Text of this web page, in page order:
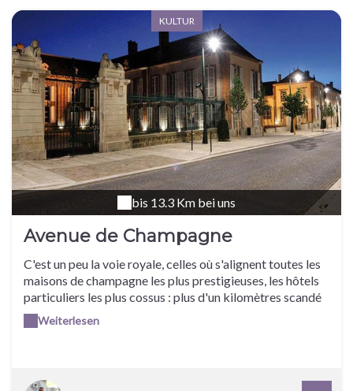
KULTUR
bis 13.3 Km bei uns
Avenue de Champagne
C'est un peu la voie royale, celles où s'alignent toutes les
maisons de champagne les plus prestigieuses, les hôtels
particuliers les plus cossus : plus d'un kilomètres scandé
par de hautes grilles ouvragées. Baptisée "Faubourg de
la Folie", sous Louis XV, située sur la route entre Paris et
Weiterlesen